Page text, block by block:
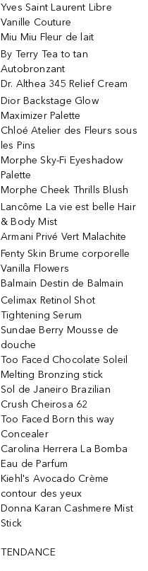
Yves Saint Laurent Libre
Vanille Couture
Miu Miu Fleur de lait
By Terry Tea to tan
Autobronzant
Dr. Althea 345 Relief Cream
Dior Backstage Glow
Maximizer Palette
Chloé Atelier des Fleurs sous
les Pins
Morphe Sky-Fi Eyeshadow
Palette
Morphe Cheek Thrills Blush
Lancôme La vie est belle Hair
& Body Mist
Armani Privé Vert Malachite
Fenty Skin Brume corporelle
Vanilla Flowers
Balmain Destin de Balmain
Celimax Retinol Shot
Tightening Serum
Sundae Berry Mousse de
douche
Too Faced Chocolate Soleil
Melting Bronzing stick
Sol de Janeiro Brazilian
Crush Cheirosa 62
Too Faced Born this way
Concealer
Carolina Herrera La Bomba
Eau de Parfum
Kiehl's Avocado Crème
contour des yeux
Donna Karan Cashmere Mist
Stick
TENDANCE